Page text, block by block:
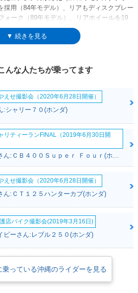
採用（84年モデル）、リアもディスクブレー
ォーク（89年モデル）、リアホイールを19
、アルミツインチューブフレーム採用（97
クスが存在した。また、登場時の正式な名称
モデル）。実質上の後継モデルとなる（出
CR250Rも2005年モデルまで設定された。
、ナンバーを取得して公道を走行すること
▼ 続きを見る
んな人たちが乗ってます
えせ撮影会（2020年6月28日開催）
:シャリー７０(ホンダ)
リティーランFINAL（2019年6月30日開
けいたさん:ＣＢ４００Ｓｕｐｅｒ Ｆｏｕｒ(ホンダ)
えせ撮影会（2020年6月28日開催）
ん:ＣＴ１２５ハンターカブ(ホンダ)
店バイク撮影会(2019年3月16日)
ビーさん:レブル２５０(ホンダ)
っている沖縄のライダーを見る